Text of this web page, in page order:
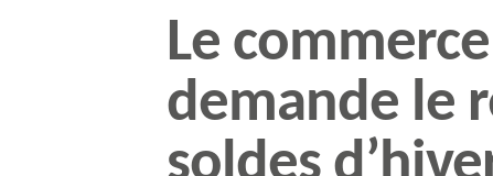
Le
demande le